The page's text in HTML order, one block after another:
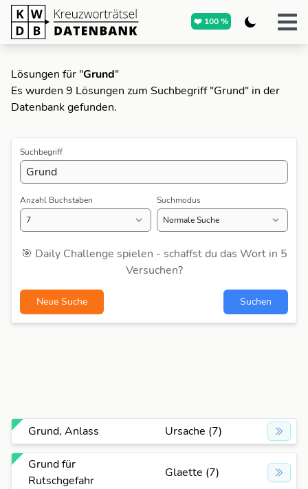
❤️ 100 %
Lösungen für "Grund"
Es wurden 9 Lösungen zum Suchbegriff "Grund" in der
Datenbank gefunden.
Suchbegriff
Anzahl Buchstaben Suchmodus
🎯 Daily Challenge spielen - schaffst du das Wort in 5
Versuchen?
Neue Suche Suchen
Grund, Anlass Ursache (7)
Grund für
Rutschgefahr
Glaette (7)